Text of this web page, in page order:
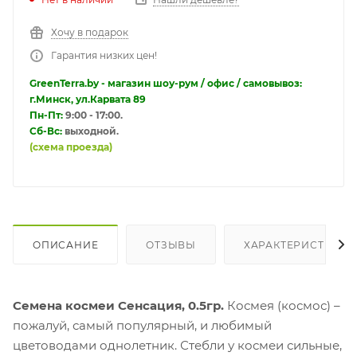
Хочу в подарок
Гарантия низких цен!
GreenTerra.by - магазин шоу-рум / офис / самовывоз:
г.Минск, ул.Карвата 89
Пн-Пт: 9:00 - 17:00.
Сб-Вс: выходной.
(схема проезда)
ОПИСАНИЕ ОТЗЫВЫ ХАРАКТЕРИСТИКИ
Семена космеи Сенсация, 0.5гр. Космея (космос) –
пожалуй, самый популярный, и любимый
цветоводами однолетник. Стебли у космеи сильные,